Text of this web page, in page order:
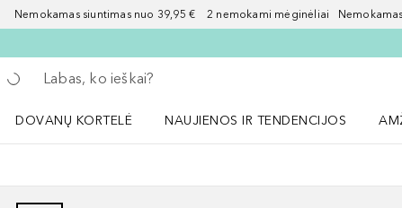
Nemokamas siuntimas nuo 39,95 € 2 nemokami mėginėliai
Grįžk atgal
Vykdykite paiešką
DOVANŲ KORTELĖ
NAUJIENOS IR TENDENCIJOS